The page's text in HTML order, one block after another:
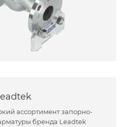
ассортимент запорно-
бренда Leadtek